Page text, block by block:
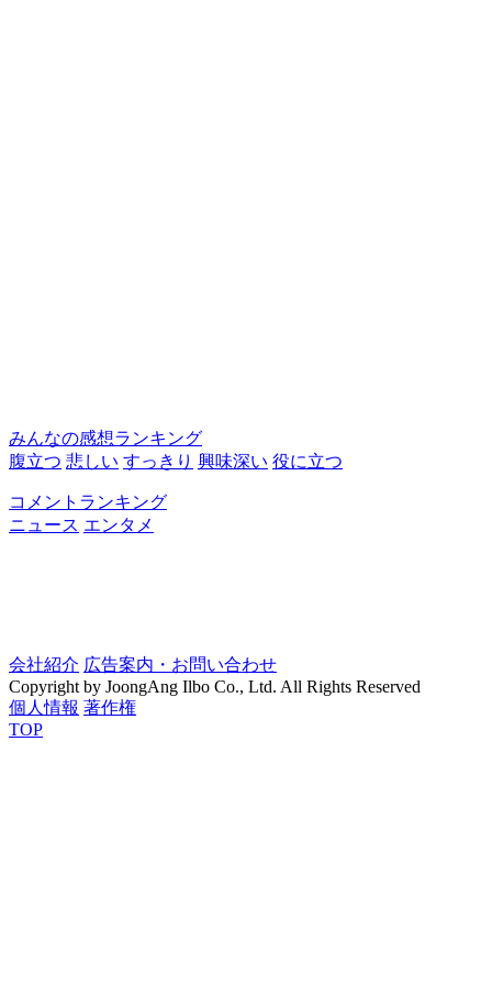
みんなの感想ランキング
腹立つ 悲しい すっきり 興味深い 役に立つ
コメントランキング
ニュース エンタメ
会社紹介 広告案内・お問い合わせ
Copyright by JoongAng Ilbo Co., Ltd. All Rights Reserved
個人情報 著作権
TOP